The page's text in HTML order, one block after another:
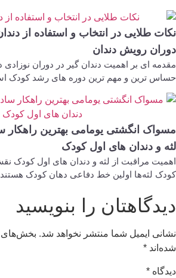
طلایی در انتخاب و استفاده از
رویش دندان
ای بر اهمیت دندان گیر در دوران نوزادی
ترین و مهم ترین دوره های رشد کودک
انگشتی یومامی بهترین راهکار
و دندان‌ های اول کودک
مراقبت از لثه و دندان‌ های اول کودک
لثه‌ها اولین خط دفاعی دهان کودک
را بنویسید
ایمیل شما منتشر نخواهد شد. بخش‌های
*
*